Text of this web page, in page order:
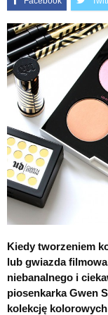
Kiedy tworzeniem
lub gwiazda
niebanalnego i
piosenkarka Gwen
kolekcję